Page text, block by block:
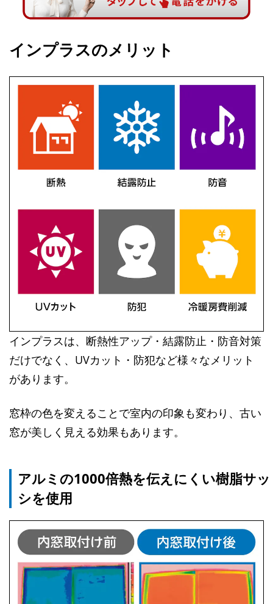
インプラスのメリット
インプラスは、断熱性アップ・結露防止・防音対策
だけでなく、UVカット・防犯など様々なメリット
があります。
窓枠の色を変えることで室内の印象も変わり、古い
窓が美しく見える効果もあります。
アルミの1000倍熱を伝えにくい樹脂サッ
シを使用